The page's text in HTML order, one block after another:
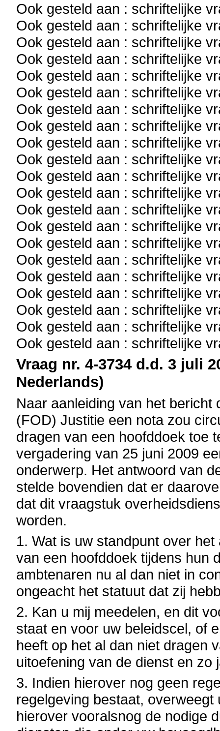
Ook gesteld aan : schriftelijke
Ook gesteld aan : schriftelijke
Ook gesteld aan : schriftelijke
Ook gesteld aan : schriftelijke
Ook gesteld aan : schriftelijke
Ook gesteld aan : schriftelijke
Ook gesteld aan : schriftelijke
Ook gesteld aan : schriftelijke
Ook gesteld aan : schriftelijke
Ook gesteld aan : schriftelijke
Ook gesteld aan : schriftelijke
Ook gesteld aan : schriftelijke
Ook gesteld aan : schriftelijke
Ook gesteld aan : schriftelijke
Ook gesteld aan : schriftelijke
Ook gesteld aan : schriftelijke
Ook gesteld aan : schriftelijke
Ook gesteld aan : schriftelijke
Ook gesteld aan : schriftelijke
Ook gesteld aan : schriftelijke
Ook gesteld aan : schriftelijke
Vraag nr. 4-3734 d.d. 3 juli
Nederlands)
Naar aanleiding van het
(FOD) Justitie een nota zou
dragen van een hoofddoek toe
vergadering van 25 juni 2009
onderwerp. Het antwoord van
stelde bovendien dat er
dat dit vraagstuk
worden.
1. Wat is uw standpunt over
van een hoofddoek tijdens hun
ambtenaren nu al dan niet in
ongeacht het statuut dat zij
2. Kan u mij meedelen, en dit
staat en voor uw beleidscel, of
heeft op het al dan niet dragen
uitoefening van de dienst en zo
3. Indien hierover nog geen
regelgeving bestaat,
hierover vooralsnog de nodige